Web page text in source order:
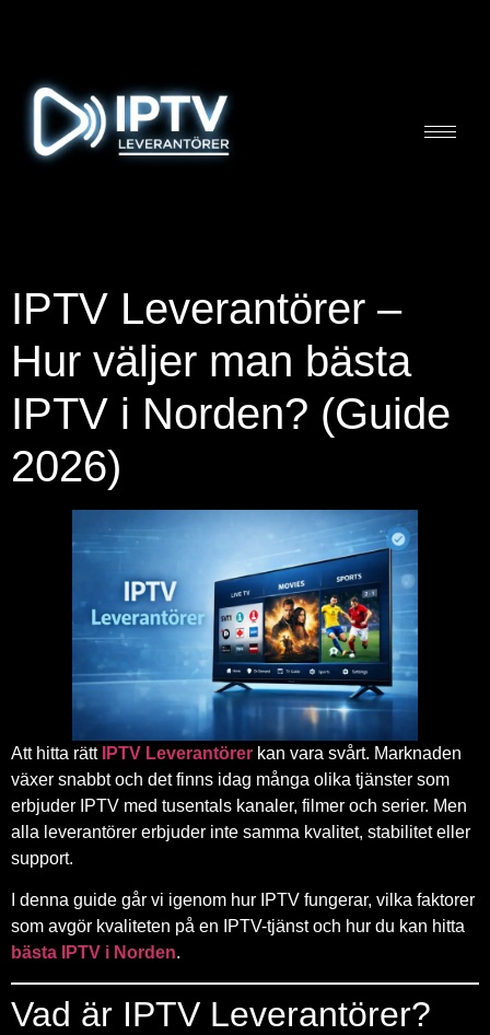
IPTV Leverantörer –
Hur väljer man bästa
IPTV i Norden? (Guide
2026)
Att hitta rätt IPTV Leverantörer kan vara svårt. Marknaden
växer snabbt och det finns idag många olika tjänster som
erbjuder IPTV med tusentals kanaler, filmer och serier. Men
alla leverantörer erbjuder inte samma kvalitet, stabilitet eller
support.
I denna guide går vi igenom hur IPTV fungerar, vilka faktorer
som avgör kvaliteten på en IPTV-tjänst och hur du kan hitta
bästa IPTV i Norden.
Vad är IPTV Leverantörer?